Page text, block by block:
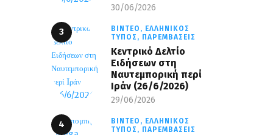
30/06/2026
ΒΊΝΤΕΟ, ΕΛΛΗΝΙΚΌΣ
ΤΎΠΟΣ, ΠΑΡΕΜΒΆΣΕΙΣ
Κεντρικό Δελτίο
Ειδήσεων στη
Ναυτεμπορική περί
Iράν (26/6/2026)
29/06/2026
ΒΊΝΤΕΟ, ΕΛΛΗΝΙΚΌΣ
ΤΎΠΟΣ, ΠΑΡΕΜΒΆΣΕΙΣ